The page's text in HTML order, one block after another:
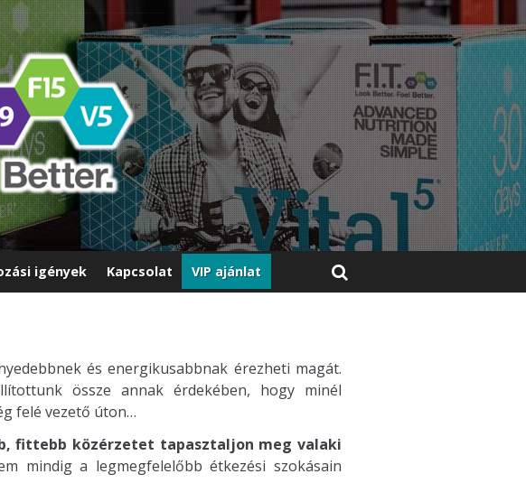
igények Kapcsolat VIP ajánlat
és energikusabbnak érezheti magát.
össze annak érdekében, hogy minél
felé vezető úton…
fittebb közérzetet tapasztaljon meg valaki
mindig a legmegfelelőbb étkezési szokásain